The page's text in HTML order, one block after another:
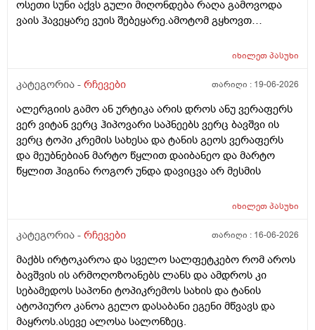
ბაბე იფრო ნახია და თუ ბაბე მახლევს ქავილს ბიბჩენი
იგრო მომცემს?სავატაუდოთ სიმშრალისგან მექავება
ბინჩენი უკეთესია რონელი?სხვადასხვა აქვს ბუბჩენს
ოსეთი სუნი აქვს გული მიღონდება რაღა გამოვოდა
ვაის ჰავეყარე ვუის შებეყარე.ამოტომ გყხოვთ
დამატენიანებელ შამპუნს თაფლით რომ აროს იმას და
ბუბჩენის შამპუნი რომ ვიყიდო იმად?
იხილეთპასუხი
კატეგორია - რჩევები თარიღი : 19-06-2026
ალერგიის გამო ან ურტიკა არის დროს ანუ ვერაფერს
ვერ ვიტან ვერც ჰიპოვარი საპნეებს ვერც ბავშვი ის
ვერც ტოპი კრემის სახესა და ტანის გეოს ვერაფერს
და მეუბნებიან მარტო წყლით დაიბანეო და მარტო
წყლით ჰიგინა როგორ უნდა დავიცვა არ მესმის
იხილეთპასუხი
კატეგორია - რჩევები თარიღი : 16-06-2026
მაქბს ირტოკაროა და სველო სალფეტკებო რომ აროს
ბავშვის ის არმოღოზოანებს ლანს და ამდროს კი
სებამედოს საპონი ტოპიკრემოს სახის და ტანის
ატოპიურო კანოა გელო დასაბანი ეგენი მწვავს და
მაყროს.ასევე ალოსა სალონზეც.